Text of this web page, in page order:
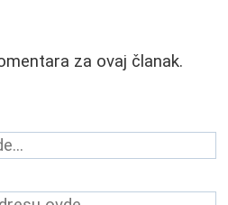
za ovaj članak.